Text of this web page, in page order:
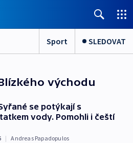
Sport SLEDOVAT
východu
se potýkají s
vody. Pomohli i čeští
| Andreas Papadopulos